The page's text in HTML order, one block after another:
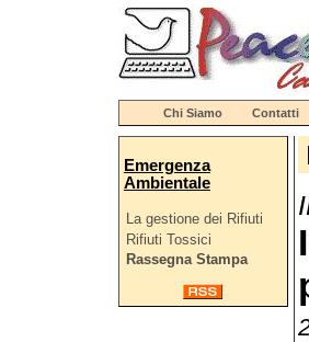
Chi Siamo Contatti
Emergenza
Ambientale
La gestione dei Rifiuti
Rifiuti Tossici
Rassegna Stampa